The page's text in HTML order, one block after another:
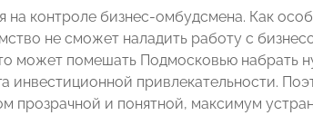
на контроле бизнес-омбудсмена. Как
не сможет наладить работу с
может помешать Подмосковью набрать
инвестиционной привлекательности.
прозрачной и понятной, максимум